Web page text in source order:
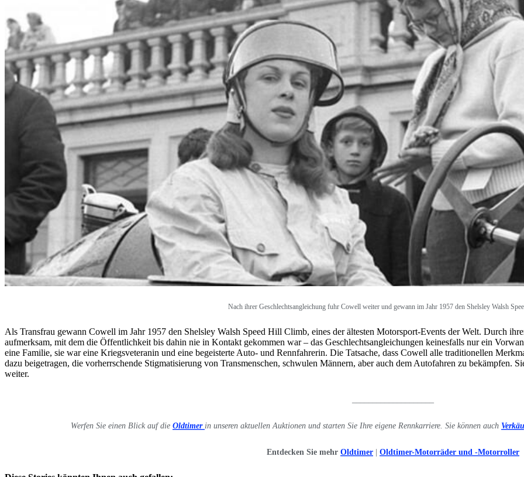
Nach ihrer Geschlechtsangleichung fuhr Cowell weiter und gewann im Jahr 1957 den Shelsley Walsh
Als Transfrau gewann Cowell im Jahr 1957 den Shelsley Walsh Speed Hill Climb, eines der ältesten Motorsport-Events der Welt. Durch
aufmerksam, mit dem die Öffentlichkeit bis dahin nie in Kontakt gekommen war – das Geschlechtsangleichungen keinesfalls nur ein
eine Familie, sie war eine Kriegsveteranin und eine begeisterte Auto- und Rennfahrerin. Die Tatsache, dass Cowell alle traditionellen
dazu beigetragen, die vorherrschende Stigmatisierung von Transmenschen, schwulen Männern, aber auch dem Autofahren zu bekämpfen.
weiter.
Werfen Sie einen Blick auf die Oldtimer in unseren aktuellen Auktionen und starten Sie Ihre eigene Rennkarriere. Sie können auch
Entdecken Sie mehr Oldtimer Oldtimer-Motorräder und -Motorroller